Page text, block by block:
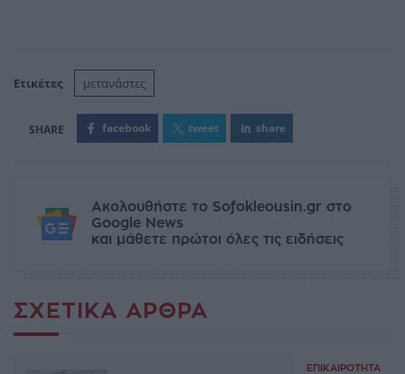
Ετικέτες μετανάστες
facebook tweet share
Ακολουθήστε το Sofokleousin.gr στο
Google News
και μάθετε πρώτοι όλες τις ειδήσεις
ΣΧΕΤΙΚΆ ΆΡΘΡΑ
ΕΠΙΚΑΙΡΌΤΗΤΑ